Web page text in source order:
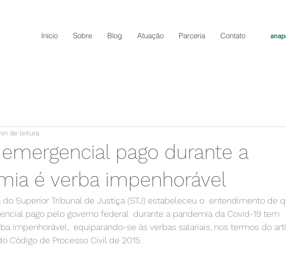
Início Sobre Blog Atuação Parceria Contato
pago durante a
é verba impenhorável
de leitura
do Superior Tribunal de Justiça (STJ) estabeleceu o  entendimento de
pago pelo governo federal  durante a pandemia da Covid-19 tem
impenhorável,  equiparando-se às verbas salariais, nos termos do
Código de Processo Civil de 2015.